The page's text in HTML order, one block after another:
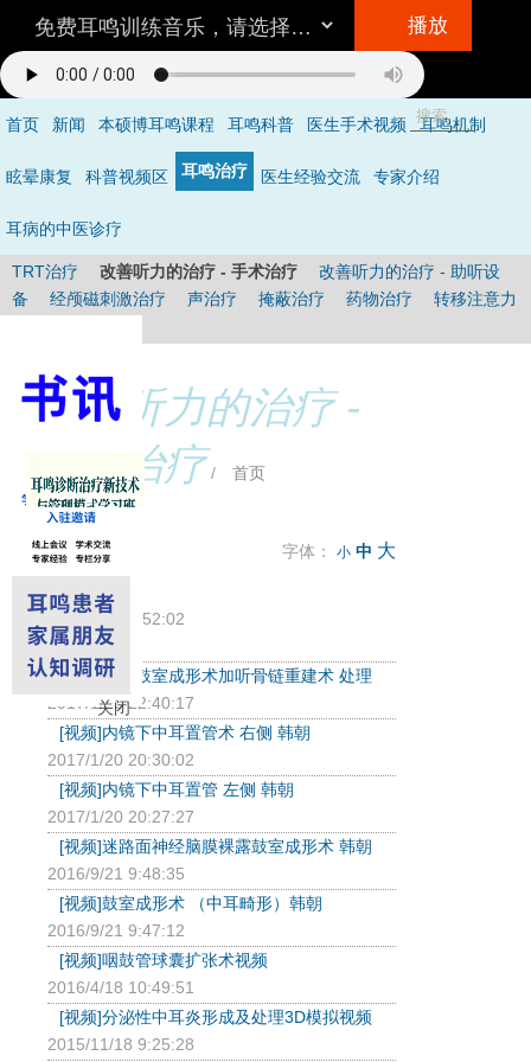
关闭
播放
听音乐的方法
音量：与耳鸣的响度差不多，就是说你仔细听可以听到耳鸣。
具体怎么听呢？不要做用脑的事情，保持全神贯注的倾听音乐，做到不去
注意耳鸣，成功的状态是当耳鸣和音乐同时存在时，你只听到了音乐的声
音，处于无耳鸣状态（详见音乐治疗）。
首页 新闻 本硕博耳鸣课程 耳鸣科普 医生手术视频 耳鸣机制
眩晕康复 科普视频区 耳鸣治疗 医生经验交流 专家介绍
耳病的中医诊疗
TRT治疗 改善听力的治疗 - 手术治疗
改善听力的治疗 - 助听设
备
经颅磁刺激治疗 声治疗 掩蔽治疗 药物治疗
转移注意力
改善听力的治疗 -
手术治疗 / 首页
字体： 小 中 大
耳内镜手术
2017/4/5 17:52:02
...
[视频]右侧鼓室成形术加听骨链重建术 处理
2017/1/20 22:40:17
[视频]内镜下中耳置管术 右侧 韩朝
2017/1/20 20:30:02
[视频]内镜下中耳置管 左侧 韩朝
2017/1/20 20:27:27
[视频]迷路面神经脑膜裸露鼓室成形术 韩朝
2016/9/21 9:48:35
[视频]鼓室成形术 （中耳畸形）韩朝
2016/9/21 9:47:12
[视频]咽鼓管球囊扩张术视频
2016/4/18 10:49:51
[视频]分泌性中耳炎形成及处理3D模拟视频
2015/11/18 9:25:28